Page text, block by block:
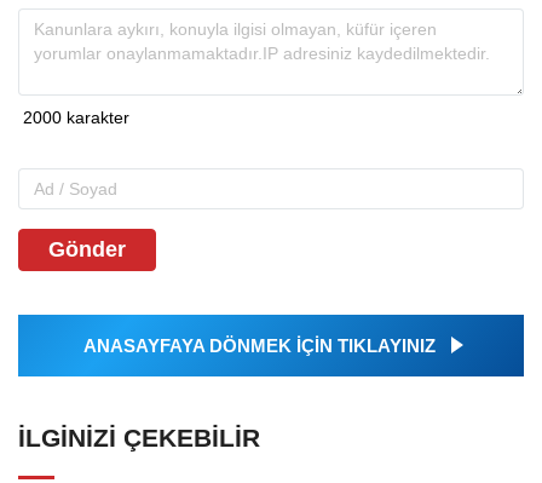
Gönder
ANASAYFAYA DÖNMEK İÇİN TIKLAYINIZ
İLGINIZI ÇEKEBILIR